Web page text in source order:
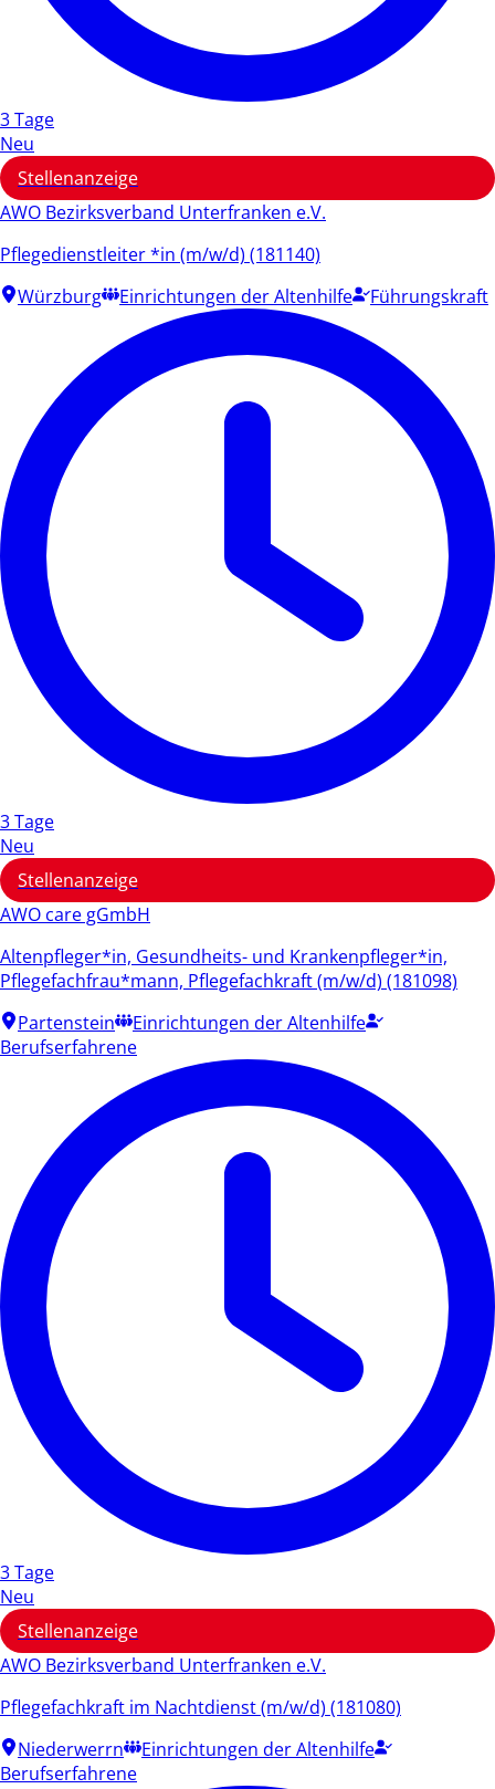
3 Tage
Neu
Stellenanzeige
AWO Bezirksverband Unterfranken e.V.
Pflegedienstleiter *in (m/w/d) (181140)
Würzburg
Einrichtungen der Altenhilfe Führungskraft
3 Tage
Neu
Stellenanzeige
AWO care gGmbH
Altenpfleger*in, Gesundheits- und Krankenpfleger*in,
Pflegefachfrau*mann, Pflegefachkraft (m/w/d) (181098)
Partenstein
Einrichtungen der Altenhilfe
Berufserfahrene
3 Tage
Neu
Stellenanzeige
AWO Bezirksverband Unterfranken e.V.
Pflegefachkraft im Nachtdienst (m/w/d) (181080)
Niederwerrn
Einrichtungen der Altenhilfe
Berufserfahrene